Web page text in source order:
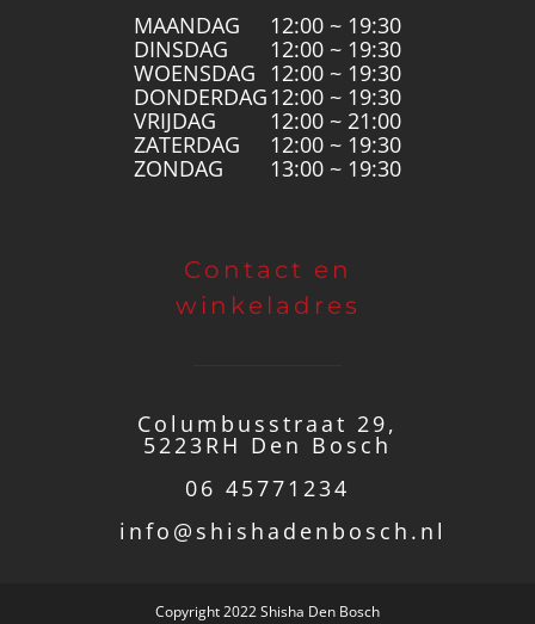
MAANDAG
12:00 ~ 19:30
DINSDAG
12:00 ~ 19:30
WOENSDAG
12:00 ~ 19:30
DONDERDAG 12:00 ~ 19:30
VRIJDAG
12:00 ~ 21:00
ZATERDAG
12:00 ~ 19:30
ZONDAG
13:00 ~ 19:30
Contact en
winkeladres
Columbusstraat 29,
5223RH Den Bosch
06 45771234
info@shishadenbosch.nl
Copyright 2022 Shisha Den Bosch